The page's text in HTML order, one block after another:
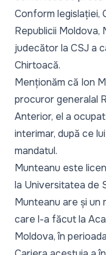
Conform legislației,
Republicii Moldova,
judecător la CSJ a
Chirtoacă.
Menționăm că Ion
procuror generalal
Anterior, el a
interimar, după ce
mandatul.
Munteanu este
la Universitatea de
Munteanu are și un
care l-a făcut la
Moldova, în